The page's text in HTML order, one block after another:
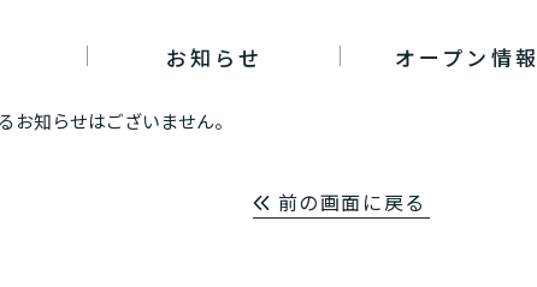
お知らせ オープン情報
お知らせはございません。
前の画面に戻る